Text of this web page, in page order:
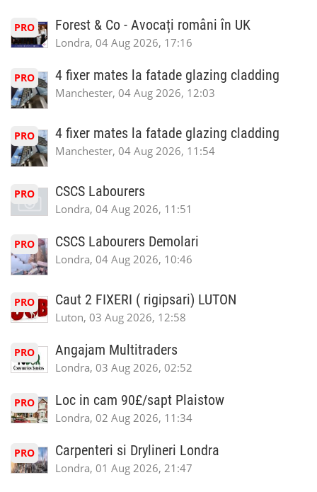
PRO Forest & Co - Avocați români în UK
Londra, 04 Aug 2026, 17:16
PRO 4 fixer mates la fatade glazing cladding
Manchester, 04 Aug 2026, 12:03
PRO 4 fixer mates la fatade glazing cladding
Manchester, 04 Aug 2026, 11:54
PRO CSCS Labourers
Londra, 04 Aug 2026, 11:51
PRO CSCS Labourers Demolari
Londra, 04 Aug 2026, 10:46
PRO Caut 2 FIXERI ( rigipsari) LUTON
Luton, 03 Aug 2026, 12:58
PRO Angajam Multitraders
Londra, 03 Aug 2026, 02:52
PRO Loc in cam 90£/sapt Plaistow
Londra, 02 Aug 2026, 11:34
PRO Carpenteri si Drylineri Londra
Londra, 01 Aug 2026, 21:47